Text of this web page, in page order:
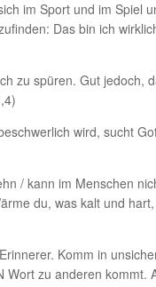
im Sport und im Spiel
Das bin ich
zu spüren. Gut jedoch,
wird, sucht
/ kann im Menschen
du, was kalt und
Komm in
Wort zu anderen kommt.